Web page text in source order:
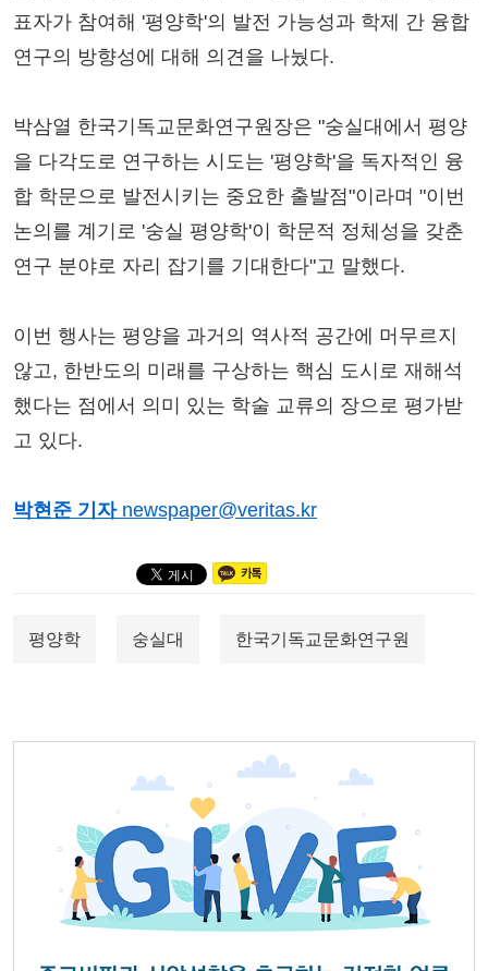
표자가 참여해 '평양학'의 발전 가능성과 학제 간 융합
연구의 방향성에 대해 의견을 나눴다.
박삼열 한국기독교문화연구원장은 "숭실대에서 평양
을 다각도로 연구하는 시도는 '평양학'을 독자적인 융
합 학문으로 발전시키는 중요한 출발점"이라며 "이번
논의를 계기로 '숭실 평양학'이 학문적 정체성을 갖춘
연구 분야로 자리 잡기를 기대한다"고 말했다.
이번 행사는 평양을 과거의 역사적 공간에 머무르지
않고, 한반도의 미래를 구상하는 핵심 도시로 재해석
했다는 점에서 의미 있는 학술 교류의 장으로 평가받
고 있다.
박현준 기자 newspaper@veritas.kr
평양학 숭실대 한국기독교문화연구원